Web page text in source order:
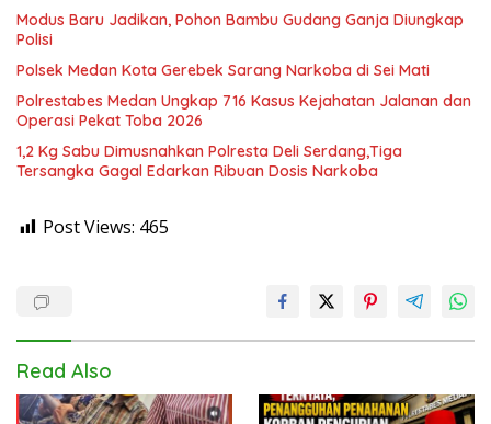
Modus Baru Jadikan, Pohon Bambu Gudang Ganja Diungkap
Polisi
Polsek Medan Kota Gerebek Sarang Narkoba di Sei Mati
Polrestabes Medan Ungkap 716 Kasus Kejahatan Jalanan dan
Operasi Pekat Toba 2026
1,2 Kg Sabu Dimusnahkan Polresta Deli Serdang,Tiga
Tersangka Gagal Edarkan Ribuan Dosis Narkoba
Post Views: 465
Read Also